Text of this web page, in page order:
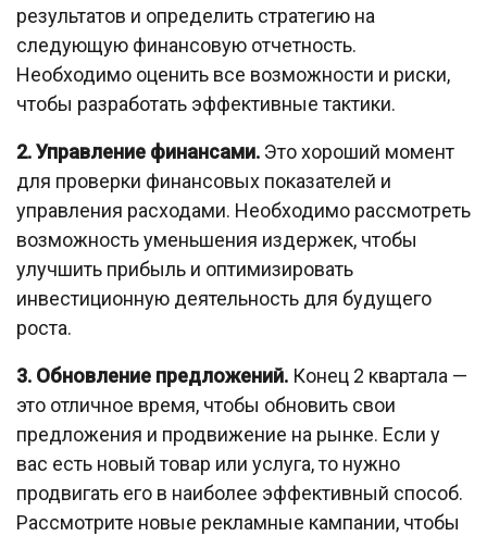
результатов и определить стратегию на
следующую финансовую отчетность.
Необходимо оценить все возможности и риски,
чтобы разработать эффективные тактики.
2. Управление финансами. Это хороший момент
для проверки финансовых показателей и
управления расходами. Необходимо рассмотреть
возможность уменьшения издержек, чтобы
улучшить прибыль и оптимизировать
инвестиционную деятельность для будущего
роста.
3. Обновление предложений. Конец 2 квартала —
это отличное время, чтобы обновить свои
предложения и продвижение на рынке. Если у
вас есть новый товар или услуга, то нужно
продвигать его в наиболее эффективный способ.
Рассмотрите новые рекламные кампании, чтобы